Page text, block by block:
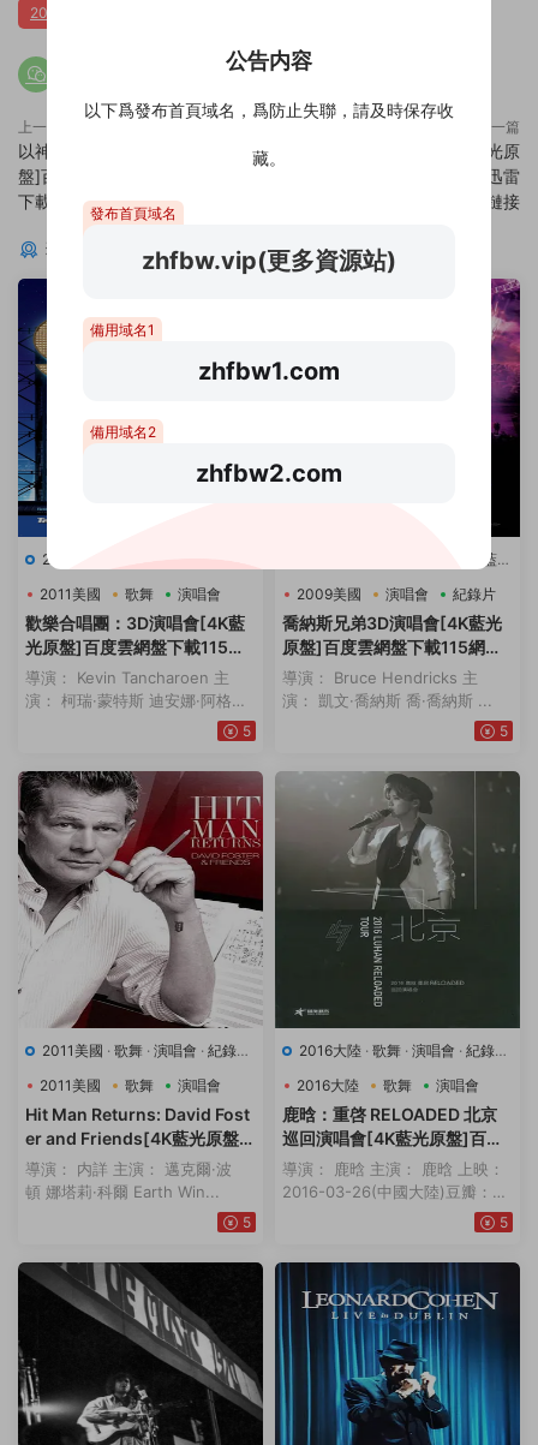
2021大陸
上一篇
以神之名：信仰的背叛[4K藍光原
盤]百度雲網盤下載115網盤迅雷
下載磁力鏈接
下一篇
民間傳說：長池錄音室[4K藍光原
盤]百度雲網盤下載115網盤迅雷
下載磁力鏈接
猜你喜歡
2011美國
樂
2011美國 歌舞 演唱會
歡樂合唱團：3D演唱會[4K藍
光原盤]百度雲網盤下載115網
盤迅雷下載磁力鏈接
導演： Kevin Tancharoen 主
演： 柯瑞·蒙特斯 迪安娜·阿格隆
5
藍光
2009美國 演唱會 紀錄片
喬納斯兄弟3D演唱會[4K藍光
原盤]百度雲網盤下載115網盤
迅雷下載磁力鏈接
導演： Bruce Hendricks 主
演： 凱文·喬納斯 喬·喬納斯 ...
5
2011美國 · 歌舞 · 演唱會 · 紀錄片
2011美國 歌舞 演唱會
Hit Man Returns: David Fost
er and Friends[4K藍光原盤]
百度雲網盤下載115網盤迅雷下
載磁力鏈接
導演： 内詳 主演： 邁克爾·波
頓 娜塔莉·科爾 Earth Win...
5
2016大陸 · 歌舞 · 演唱會 · 紀錄片
樂
2016大陸 歌舞 演唱會
鹿晗：重啓 RELOADED 北京
巡回演唱會[4K藍光原盤]百度
雲網盤下載115網盤迅雷下載磁
力鏈接
導演： 鹿晗 主演： 鹿晗 上映：
2016-03-26(中國大陸)豆瓣：
5
公告内容
以下爲發布首頁域名，爲防止失聯，請及時保存收
藏。
發布首頁域名
zhfbw.vip(更多資源站)
備用域名1
zhfbw1.com
備用域名2
zhfbw2.com